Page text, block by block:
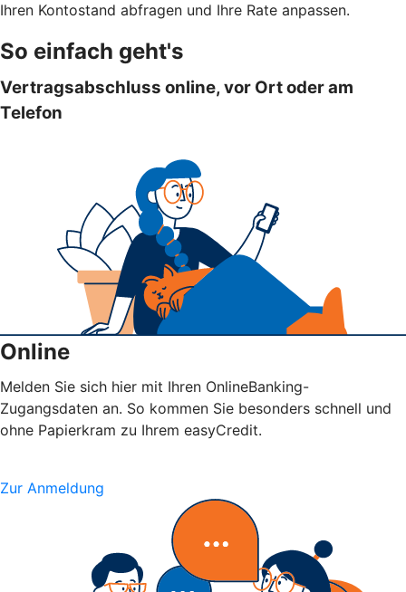
Ihren Kontostand abfragen und Ihre Rate anpassen.
So einfach geht's
Vertragsabschluss online, vor Ort oder am
Telefon
Online
Melden Sie sich hier mit Ihren OnlineBanking-
Zugangsdaten an. So kommen Sie besonders schnell und
ohne Papierkram zu Ihrem easyCredit.
Zur Anmeldung